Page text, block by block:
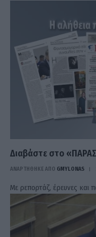
Διαβάστε στο
ΑΝΑΡΤΗΘΗΚΕ ΑΠΟ GMYLONAS
Με ρεπορτάζ, έρευνες και